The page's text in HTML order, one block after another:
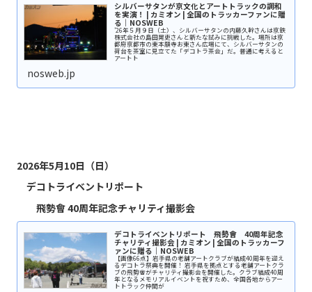
シルバーサタンが京文化とアートトラックの調和
を実演！ | カミオン | 全国のトラッカーファンに贈
る｜NOSWEB
’26年５月９日（土）、シルバーサタンの内藤久幹さんは京鉄
株式会社の島田晃吏さんと新たな試みに挑戦した。場所は京
都府京都市の東本願寺お東さん広場にて、シルバーサタンの
荷台を茶室に見立てた「デコトラ茶会」だ。普通に考えると
アートト
nosweb.jp
2026年5月10日（日）
デコトライベントリポート
飛勢會 40周年記念チャリティ撮影会
デコトライベントリポート 飛勢會 40周年記念
チャリティ撮影会 | カミオン | 全国のトラッカーフ
ァンに贈る｜NOSWEB
【画像66点】岩手県の老舗アートクラブが結成40周年を迎え
るデコトラ祭典を開催！ 岩手県を拠点とする老舗アートクラ
ブの飛勢會がチャリティ撮影会を開催した。クラブ結成40周
年となるメモリアルイベントを祝すため、全国各地からアー
トトラック仲間が